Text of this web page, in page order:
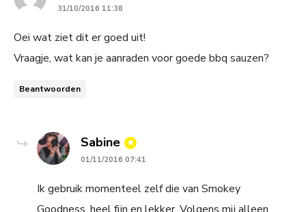
31/10/2016 11:38
Oei wat ziet dit er goed uit!
Vraagje, wat kan je aanraden voor goede bbq sauzen?
Beantwoorden
Sabine says:
01/11/2016 07:41
Ik gebruik momenteel zelf die van Smokey
Goodness, heel fijn en lekker. Volgens mij alleen